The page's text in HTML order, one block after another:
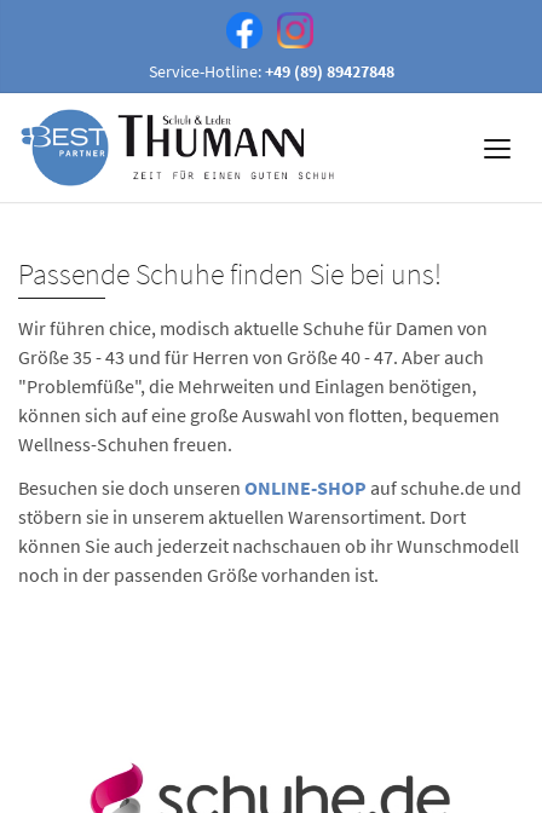
Service-Hotline:+49 (89) 89427848
Passende Schuhe finden Sie bei uns!
Wir führen chice, modisch aktuelle Schuhe für Damen von
Größe 35 - 43 und für Herren von Größe 40 - 47. Aber auch
"Problemfüße", die Mehrweiten und Einlagen benötigen,
können sich auf eine große Auswahl von flotten, bequemen
Wellness-Schuhen freuen.
Besuchen sie doch unseren ONLINE-SHOP auf schuhe.de und
stöbern sie in unserem aktuellen Warensortiment. Dort
können Sie auch jederzeit nachschauen ob ihr Wunschmodell
noch in der passenden Größe vorhanden ist.